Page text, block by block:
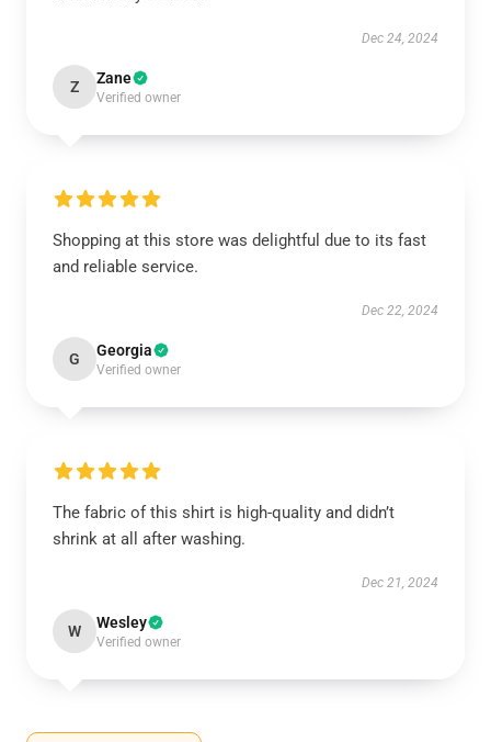
Dec 24, 2024
Z Zane
Verified owner
Shopping at this store was delightful due to its fast
and reliable service.
Dec 22, 2024
G Georgia
Verified owner
The fabric of this shirt is high-quality and didn’t
shrink at all after washing.
Dec 21, 2024
W Wesley
Verified owner